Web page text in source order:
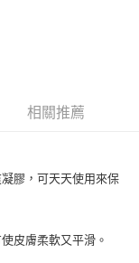
相關推薦
膠，可天天使用來保
皮膚柔軟又平滑。